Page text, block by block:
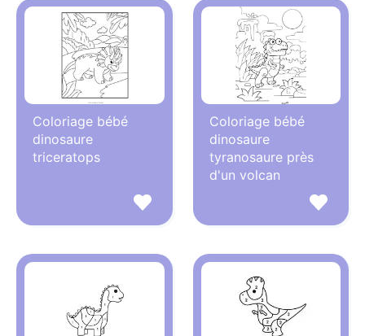
Coloriage bébé
dinosaure
triceratops
Coloriage bébé
dinosaure
tyranosaure près
d'un volcan